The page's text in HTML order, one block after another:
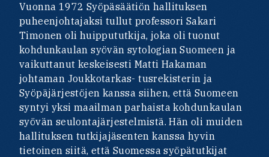
Vuonna 1972 Syöpäsäätiön hallituksen
puheenjohtajaksi tullut professori Sakari
Timonen oli huippututkija, joka oli tuonut
kohdunkaulan syövän sytologian Suomeen ja
vaikuttanut keskeisesti Matti Hakaman
johtaman Joukkotarkas- tusrekisterin ja
Syöpäjärjestöjen kanssa siihen, että Suomeen
syntyi yksi maailman parhaista kohdunkaulan
syövän seulontajärjestelmistä. Hän oli muiden
hallituksen tutkijajäsenten kanssa hyvin
tietoinen siitä, että Suomessa syöpätutkijat